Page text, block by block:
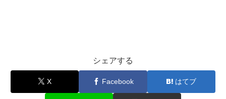
シェアする
X Facebook はてブ